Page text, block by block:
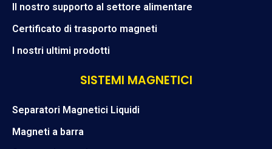
Il nostro supporto al settore alimentare
Certificato di trasporto magneti
I nostri ultimi prodotti
SISTEMI MAGNETICI
Separatori Magnetici Liquidi
Magneti a barra